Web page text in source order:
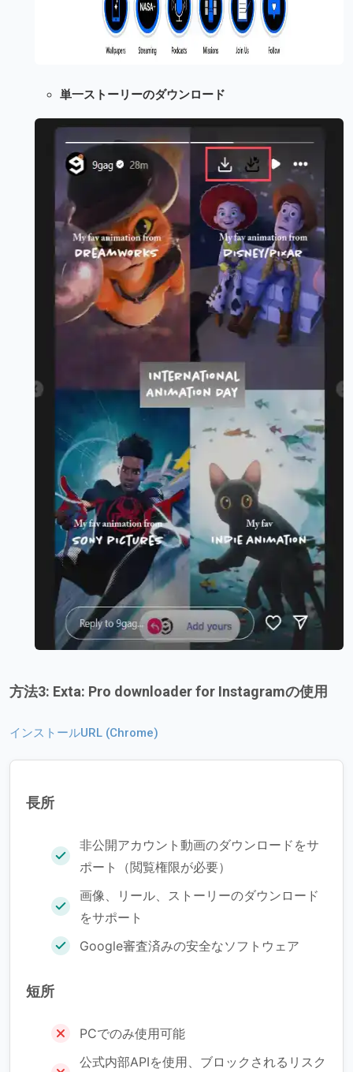
単一ストーリーのダウンロード
方法3: Exta: Pro downloader for Instagramの使用
インストールURL (Chrome)
長所
非公開アカウント動画のダウンロードをサ
ポート（閲覧権限が必要）
画像、リール、ストーリーのダウンロード
をサポート
Google審査済みの安全なソフトウェア
短所
PCでのみ使用可能
公式内部APIを使用、ブロックされるリスク